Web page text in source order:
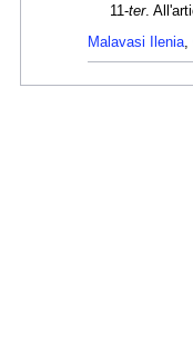
11-ter.
Malavasi Ilenia,